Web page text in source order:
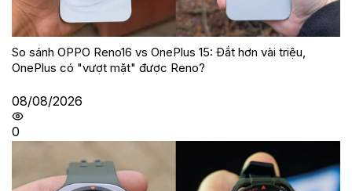
So sánh OPPO Reno16 vs OnePlus 15: Đắt hơn vài triệu,
OnePlus có "vượt mặt" được Reno?
08/08/2026
0